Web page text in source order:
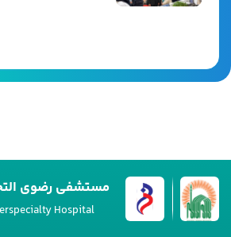
مستشفى رضوي
Hospital